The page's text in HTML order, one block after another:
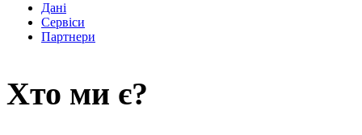
Дані
Сервіси
Партнери
Хто ми є?